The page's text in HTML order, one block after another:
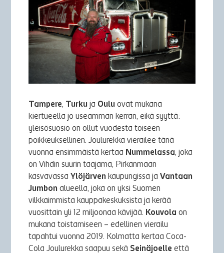
Tampere, Turku ja Oulu ovat mukana
kiertueella jo useamman kerran, eikä syyttä:
yleisösuosio on ollut vuodesta toiseen
poikkeuksellinen. Joulurekka vierailee tänä
vuonna ensimmäistä kertaa Nummelassa, joka
on Vihdin suurin taajama, Pirkanmaan
kasvavassaYlöjärven kaupungissa jaVantaan
Jumbon alueella, joka on yksi Suomen
vilkkaimmista kauppakeskuksista ja kerää
vuosittain yli 12 miljoonaa kävijää. Kouvolaon
mukana toistamiseen – edellinen vierailu
tapahtui vuonna 2019. Kolmatta kertaa Coca-
Cola Joulurekka saapuu sekä Seinäjoelleettä